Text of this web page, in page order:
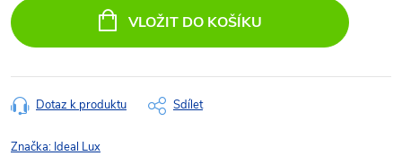
cena:
VLOŽIT DO KOŠÍKU
Dotaz k produktu Sdílet
Značka: Ideal Lux